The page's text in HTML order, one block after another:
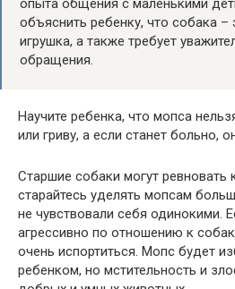
опыта общения с маленькими
объяснить ребенку, что собака –
игрушка, а также требует
обращения.
Научите ребенка, что мопса
или гриву, а если станет больно,
Старшие собаки могут
старайтесь уделять мопсам
не чувствовали себя одинокими.
агрессивно по отношению к
очень испортиться. Мопс будет
ребенком, но мстительность и